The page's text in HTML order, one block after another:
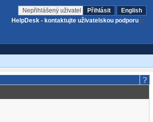
Nepřihlášený uživatel Přihlásit
English
HelpDesk - kontaktujte uživatelskou podporu